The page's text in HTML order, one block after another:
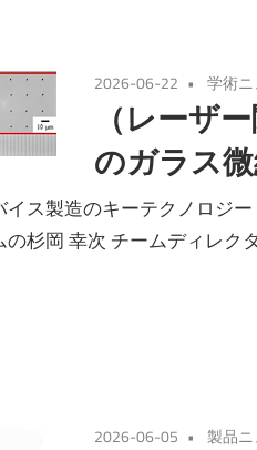
2026-06-22 学術
（レーザ
のガラス
ス製造のキーテクノロジ
杉岡 幸次 チームディレク
2026-06-05 製品